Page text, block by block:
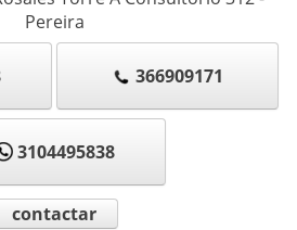
Pereira
366909171
3104495838
contactar